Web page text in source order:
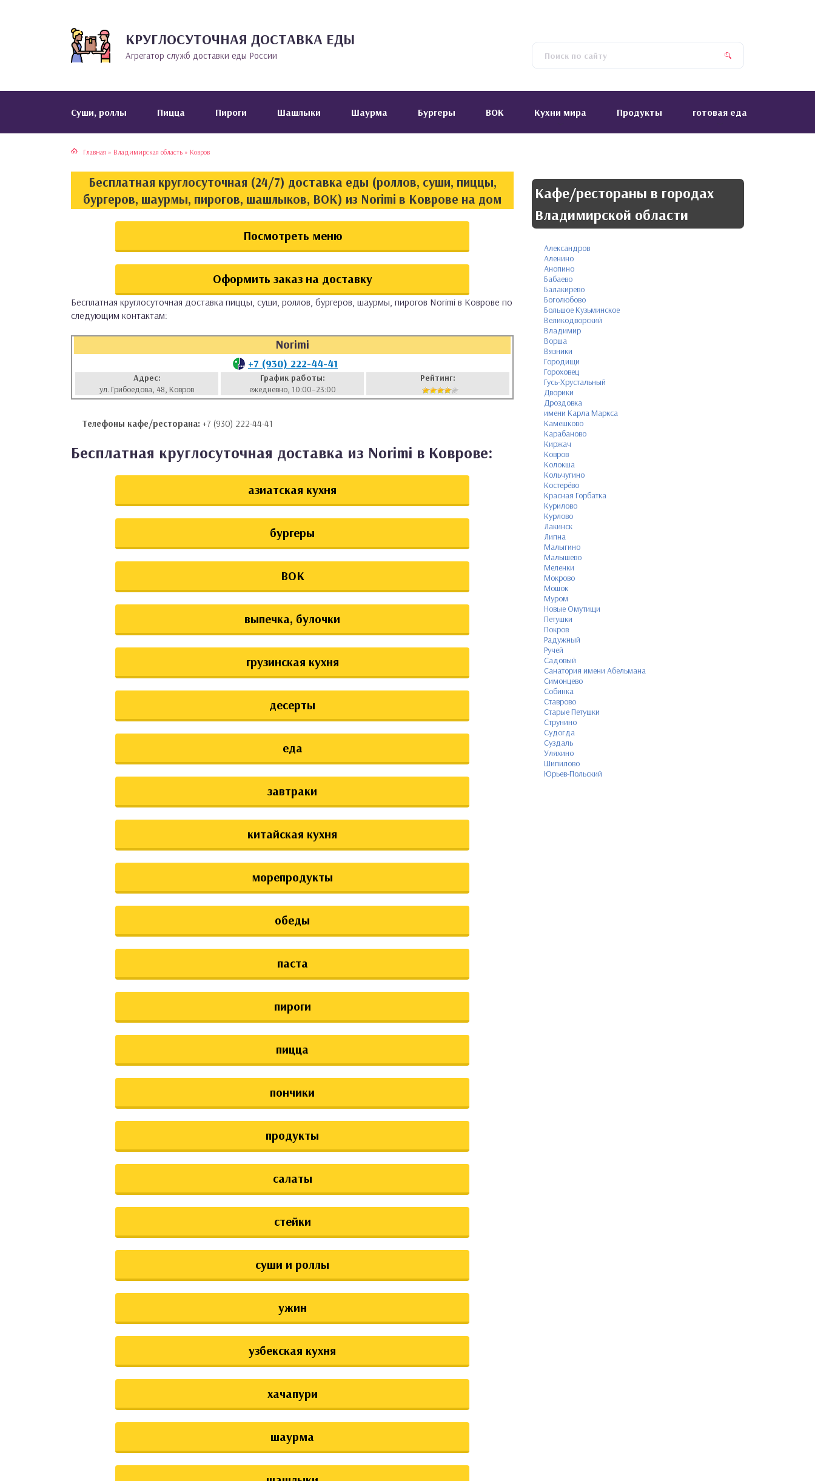
КРУГЛОСУТОЧНАЯ ДОСТАВКА ЕДЫ
Агрегатор служб доставки еды России
Cуши, роллы Пицца Пироги Шашлыки Шаурма Бургеры ВОК Кухни мира Продукты готовая еда
Главная » Владимирская область » Ковров
Бесплатная круглосуточная (24/7) доставка еды (роллов, суши, пиццы,
бургеров, шаурмы, пирогов, шашлыков, ВОК) из Norimi в Коврове на дом
Посмотреть меню
Оформить заказ на доставку
Бесплатная круглосуточная доставка пиццы, суши, роллов, бургеров, шаурмы, пирогов Norimi в Коврове по
следующим контактам:
Norimi
+7 (930) 222-44-41
Адрес:
ул. Грибоедова, 48, Ковров
График работы:
ежедневно, 10:00–23:00
Рейтинг:
Телефоны кафе/ресторана: +7 (930) 222-44-41
Бесплатная круглосуточная доставка из Norimi в Коврове:
азиатская кухня
бургеры
ВОК
выпечка, булочки
грузинская кухня
десерты
еда
завтраки
китайская кухня
морепродукты
обеды
паста
пироги
пицца
пончики
продукты
салаты
стейки
суши и роллы
ужин
узбекская кухня
хачапури
шаурма
Кафе/рестораны в городах
Владимирской области
Александров
Аленино
Анопино
Бабаево
Балакирево
Боголюбово
Большое Кузьминское
Великодворский
Владимир
Ворша
Вязники
Городищи
Гороховец
Гусь-Хрустальный
Дворики
Дроздовка
имени Карла Маркса
Камешково
Карабаново
Киржач
Ковров
Колокша
Кольчугино
Костерёво
Красная Горбатка
Курилово
Курлово
Лакинск
Липна
Малыгино
Малышево
Меленки
Мокрово
Мошок
Муром
Новые Омутищи
Петушки
Покров
Радужный
Ручей
Садовый
Санатория имени Абельмана
Симонцево
Собинка
Ставрово
Старые Петушки
Струнино
Судогда
Суздаль
Уляхино
Шипилово
Юрьев-Польский
кухня